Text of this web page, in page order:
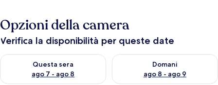
Opzioni della camera
Verifica la disponibilità per queste date
Questa sera
ago 7 - ago 8
Verifica la disponibilità per questa sera, ago 7 - ago 8
Domani
ago 8 - ago 9
Verifica la disponibilità per